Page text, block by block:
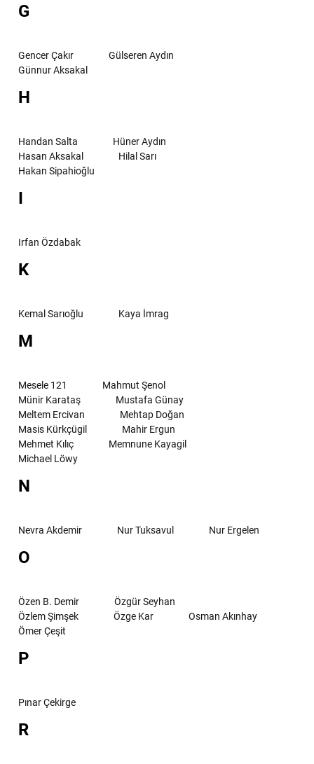
G
Gencer Çakır
Gülseren Aydın
Günnur Aksakal
H
Handan Salta
Hüner Aydın
Hasan Aksakal
Hilal Sarı
Hakan Sipahioğlu
I
Irfan Özdabak
K
Kemal Sarıoğlu Kaya İmrag
M
Mesele 121
Mahmut Şenol
Münir Karataş
Mustafa Günay
Meltem Ercivan
Mehtap Doğan
Masis Kürkçügil
Mahir Ergun
Mehmet Kılıç
Memnune Kayagil
Michael Löwy
N
Nevra Akdemir Nur Tuksavul Nur Ergelen
O
Özen B. Demir
Özgür Seyhan
Özlem Şimşek
Özge Kar
Osman Akınhay
Ömer Çeşit
P
Pınar Çekirge
R